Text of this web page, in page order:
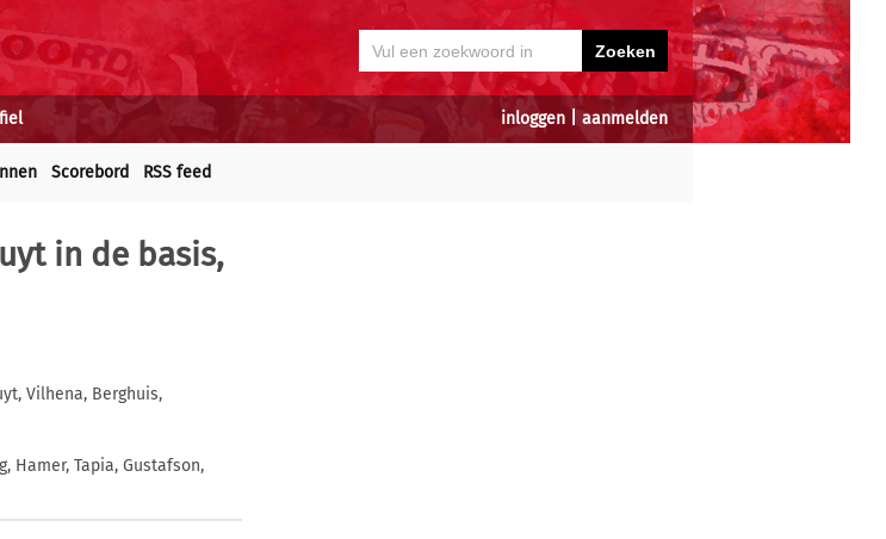
inloggen aanmelden
Scorebord RSS feed
in de basis,
Vilhena, Berghuis,
Hamer, Tapia, Gustafson,